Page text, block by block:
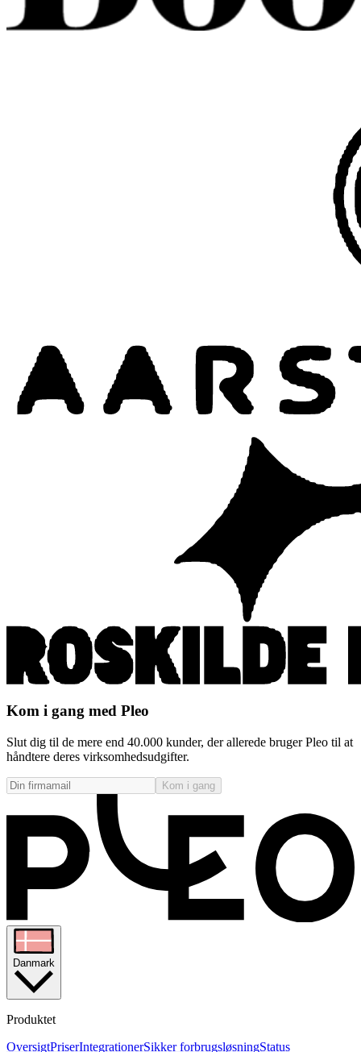
Kom i gang med Pleo
Slut dig til de mere end 40.000 kunder, der allerede bruger Pleo til at
håndtere deres virksomhedsudgifter.
Kom i gang
Danmark
Produktet
OversigtPriserIntegrationerSikker forbrugsløsningStatus